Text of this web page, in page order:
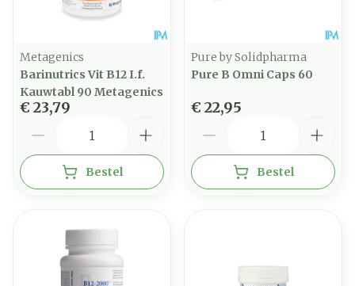
Metagenics
Barinutrics Vit B12 I.f.
Kauwtabl 90 Metagenics
€ 23,79
Bestel
Pure by Solidpharma
Pure B Omni Caps 60
€ 22,95
Bestel